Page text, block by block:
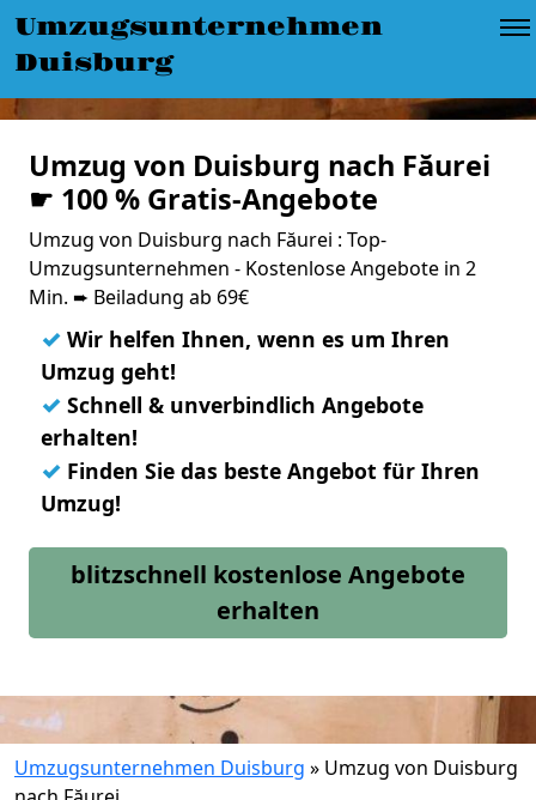
Umzugsunternehmen
Duisburg
Umzug von Duisburg nach Făurei
☛ 100 % Gratis-Angebote
Umzug von Duisburg nach Făurei : Top-
Umzugsunternehmen - Kostenlose Angebote in 2
Min. ➨ Beiladung ab 69€
✓ Wir helfen Ihnen, wenn es um Ihren
Umzug geht!
✓ Schnell & unverbindlich Angebote
erhalten!
✓ Finden Sie das beste Angebot für Ihren
Umzug!
blitzschnell kostenlose Angebote
erhalten
Umzugsunternehmen Duisburg » Umzug von Duisburg